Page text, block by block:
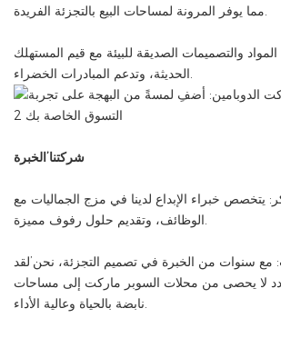
مما يوفر المرونة لمساحات البيع بالتجزئة الفريدة.
المواد والتصميمات الصديقة للبيئة مع قيم المستهلك
الحديثة، وتدعم المبادرات الخضراء.
شركتنا’الخبرة
يتخصص خبراء الإبداع لدينا في مزج الجماليات مع
الوظائف، وتقديم حلول رفوف مميزة.
سنوات من الخبرة في تصميم التجزئة، نحن’لقد
لا يحصى من محلات السوبر ماركت إلى مساحات
نابضة بالحياة وعالية الأداء.